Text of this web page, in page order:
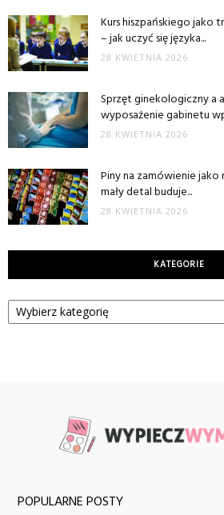
Kurs hiszpańskiego jako
– jak uczyć się języka...
28 KWIETNIA 2026
Sprzęt ginekologiczny a
wyposażenie gabinetu
28 KWIETNIA 2026
Piny na zamówienie jako
mały detal buduje...
28 KWIETNIA 2026
KATEGORIE
Kategorie
POPULARNE POSTY